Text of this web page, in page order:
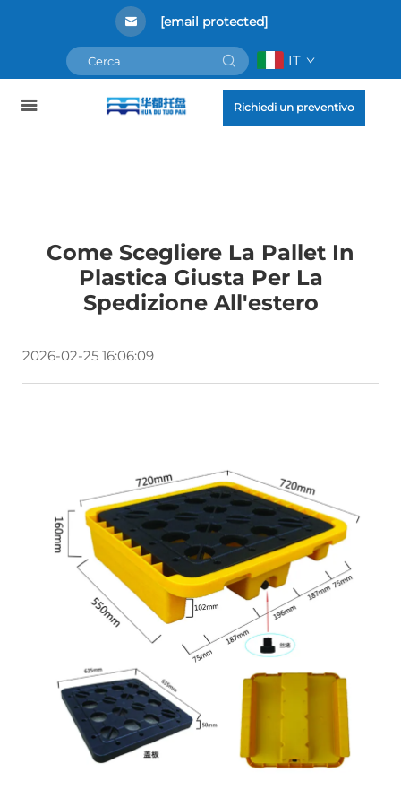
[email protected]
IT
Richiedi un preventivo
Come Scegliere La Pallet In
Plastica Giusta Per La
Spedizione All'estero
2026-02-25 16:06:09